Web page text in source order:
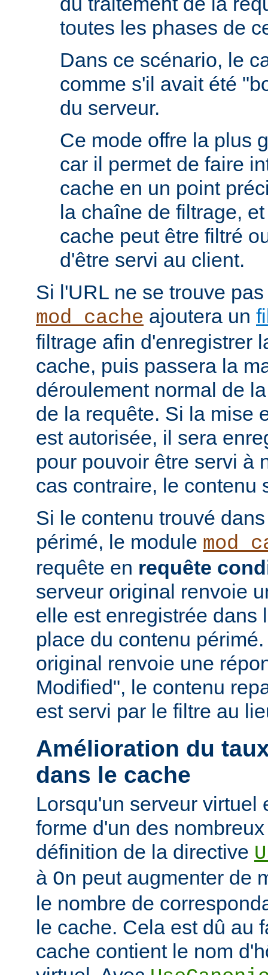
toutes les phases de
Dans ce scénario, le
comme s'il avait été
du serveur.
Ce mode offre la plus
car il permet de faire
cache en un point
la chaîne de filtrage,
cache peut être filtré
d'être servi au client.
Si l'URL ne se trouve
mod_cache ajoutera un
filtrage afin d'enregistrer
cache, puis passera la
déroulement normal de
de la requête. Si la mise
est autorisée, il sera
pour pouvoir être servi à
cas contraire, le contenu
Si le contenu trouvé
périmé, le module
requête en requête
serveur original renvoie
elle est enregistrée dans
place du contenu
original renvoie une
Modified", le contenu
est servi par le filtre au
Amélioration du
dans le cache
Lorsqu'un serveur virtuel
forme d'un des
définition de la directive
à On peut augmenter de
le nombre de
le cache. Cela est dû au
cache contient le nom